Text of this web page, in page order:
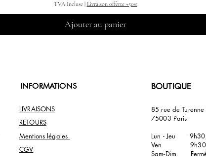
TVA Incluse| Livraison offerte +50€
Ajouter au panier
INFORMATIONS BOUTIQUE
LIVRAISONS
RETOURS
Mentions légales
CGV
85 rue de Turenne
75003 Paris
Lun - Jeu
Ven 9h30/
Sam-Dim